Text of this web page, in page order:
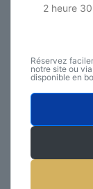
2 heure
Réservez
notre site ou
disponible en